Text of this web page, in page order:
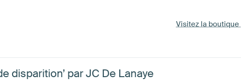
Visitez la boutique
disparition’ par JC De Lanaye